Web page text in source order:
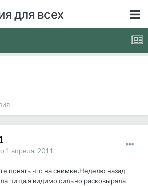
для всех
1 апреля, 2011
понять что на снимке.Неделю назад
пища,я видимо сильно расковыряла